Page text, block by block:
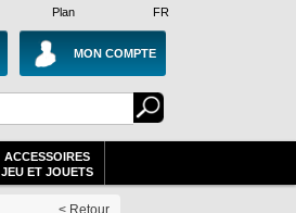
Plan FR
MON COMPTE
ACCESSOIRES
JEU ET JOUETS
< Retour